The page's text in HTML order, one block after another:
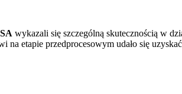
wykazali się szczególną skutecznością w
etapie przedprocesowym udało się uzyskać